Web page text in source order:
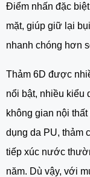
Điểm nhấn đặc
mặt, giúp giữ lại
nhanh chóng hơn
Thảm 6D được
nổi bật, nhiều kiểu
không gian nội
dụng da PU, thảm
tiếp xúc nước
năm. Dù vậy, với